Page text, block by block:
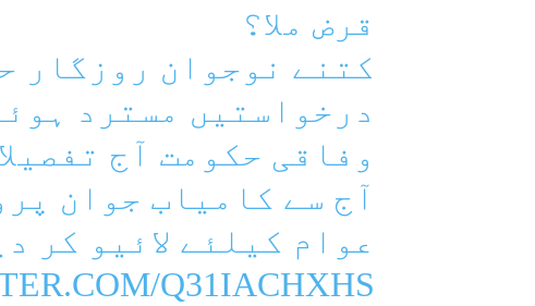
قرض ملا؟
کتنے نوجوان روزگار
درخواستیں مسترد
وفاقی حکومت آج
آج سے کامیاب جوان
عوام کیلئے لائیو کر
Q31IACHXHS